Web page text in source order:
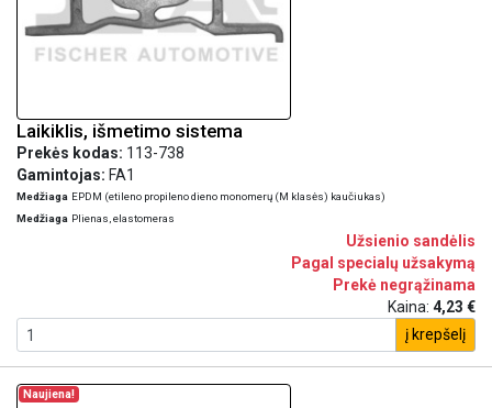
Laikiklis, išmetimo sistema
Prekės kodas: 113-738
Gamintojas: FA1
Medžiaga EPDM (etileno propileno dieno monomerų (M klasės) kaučiukas)
Medžiaga Plienas, elastomeras
Užsienio sandėlis
Pagal specialų užsakymą
Prekė negrąžinama
Kaina: 4,23 €
į krepšelį
Naujiena!